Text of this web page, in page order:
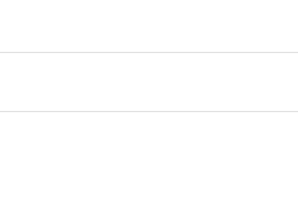
χρήσης. Έχει αξιολογηθεί